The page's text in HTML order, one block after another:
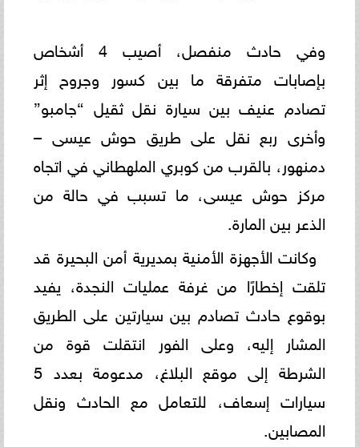
وفي حادث منفصل، أصيب 4 أشخاص
بإصابات متفرقة ما بين كسور وجروح إثر
تصادم عنيف بين سيارة نقل ثقيل “جامبو”
وأخرى ربع نقل على طريق حوش عيسى –
دمنهور، بالقرب من كوبري الملهطاني في اتجاه
مركز حوش عيسى، ما تسبب في حالة من
الذعر بين المارة.
وكانت الأجهزة الأمنية بمديرية أمن البحيرة قد
تلقت إخطارًا من غرفة عمليات النجدة، يفيد
بوقوع حادث تصادم بين سيارتين على الطريق
المشار إليه، وعلى الفور انتقلت قوة من
الشرطة إلى موقع البلاغ، مدعومة بعدد 5
سيارات إسعاف، للتعامل مع الحادث ونقل
المصابين.